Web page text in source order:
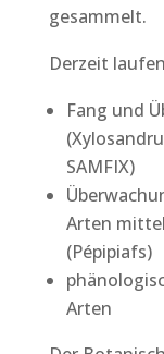
gesammelt.
Derzeit
Fang und
SAMFIX)
Arten
(Pépipiafs)
Arten